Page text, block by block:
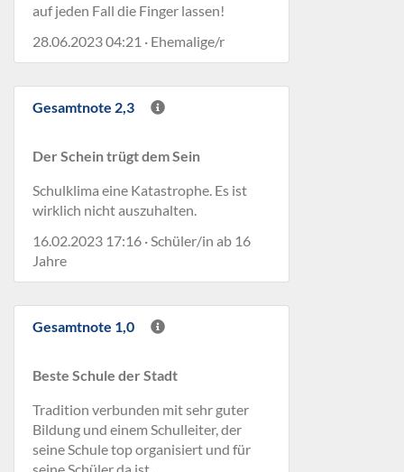
auf jeden Fall die Finger lassen!
28.06.2023 04:21 · Ehemalige/r
Gesamtnote 2,3
Der Schein trügt dem Sein
Schulklima eine Katastrophe. Es ist
wirklich nicht auszuhalten.
16.02.2023 17:16 · Schüler/in ab 16
Jahre
Gesamtnote 1,0
Beste Schule der Stadt
Tradition verbunden mit sehr guter
Bildung und einem Schulleiter, der
seine Schule top organisiert und für